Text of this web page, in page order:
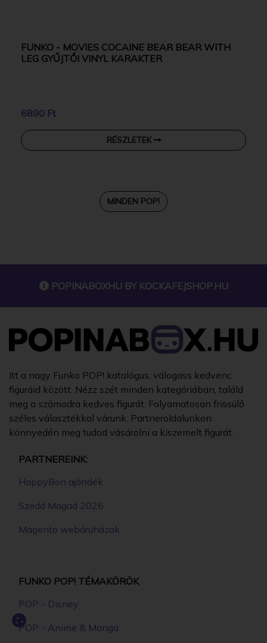
FUNKO - MOVIES COCAINE BEAR BEAR WITH
LEG GYŰJTŐI VINYL KARAKTER
6890 Ft
RÉSZLETEK
MINDEN POP!
POPINABOXHU BY KOCKAFEJSHOP.HU
Itt a nagy Funko POP! katalógus, válogass kedvenc
figuráid között. Nézz szét minden kategóriában, találd
meg a számodra kedves figurát. Folyamatosan frissülő
széles választékkal várunk. Partneroldalunkon
könnyedén meg tudod vásárolni a kiszemelt figurát.
PARTNEREINK:
HappyBon ajándék
Szedd Magad 2026
Magento webáruházak
FUNKO POP! TÉMAKÖRÖK
POP - Disney
POP - Anime & Manga